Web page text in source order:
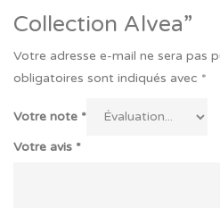
Collection Alvea”
Votre adresse e-mail ne sera pas
obligatoires sont indiqués avec *
Votre note *
Votre avis *